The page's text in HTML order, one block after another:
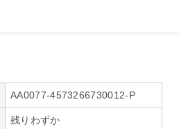
AA0077-4573266730012-P
残りわずか